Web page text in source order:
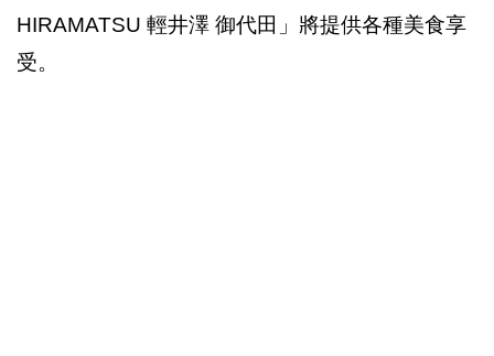
HIRAMATSU 輕井澤 御代田」將提供各種美食享
受。